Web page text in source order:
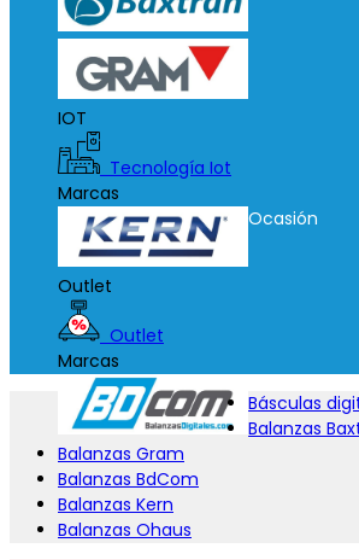
IOT
Tecnología Iot
Marcas
Ocasión
Outlet
Outlet
Marcas
Básculas
Balanzas
Balanzas Gram
Balanzas BdCom
Balanzas Kern
Balanzas Ohaus